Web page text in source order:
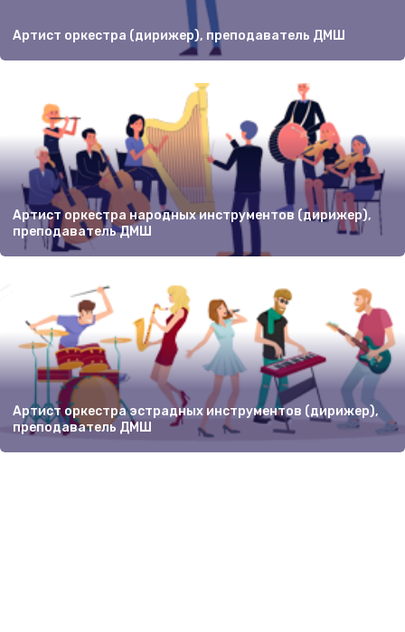
Артист оркестра (дирижер), преподаватель ДМШ
Артист оркестра народных инструментов (дирижер),
преподаватель ДМШ
Артист оркестра эстрадных инструментов (дирижер),
преподаватель ДМШ